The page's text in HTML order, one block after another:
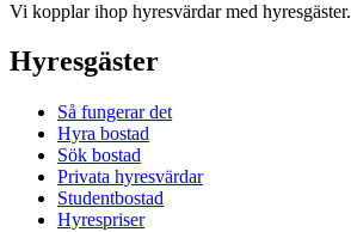
Vi kopplar ihop hyresvärdar med hyresgäster.
Hyresgäster
Så fungerar det
Hyra bostad
Sök bostad
Privata hyresvärdar
Studentbostad
Hyrespriser